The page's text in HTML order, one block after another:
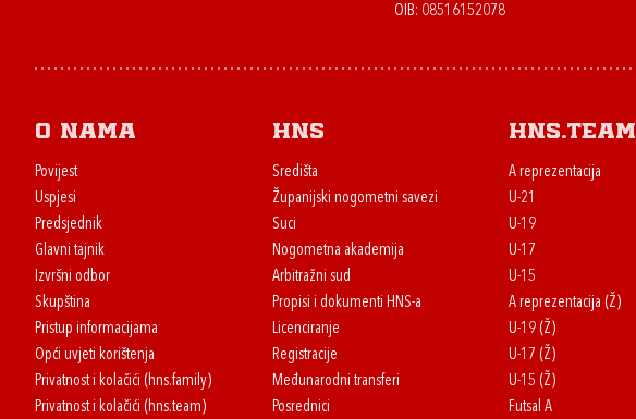
OIB: 08516152078
O nama
Povijest
Uspjesi
Predsjednik
Glavni tajnik
Izvršni odbor
Skupština
Pristup informacijama
Opći uvjeti korištenja
Privatnost i kolačići (hns.family)
Privatnost i kolačići (hns.team)
HNS
Središta
Županijski nogometni savezi
Suci
Nogometna akademija
Arbitražni sud
Propisi i dokumenti HNS-a
Licenciranje
Registracije
Međunarodni transferi
Posrednici
HNS.team
A reprezentacija
U-21
U-19
U-17
U-15
A reprezentacija (Ž)
U-19 (Ž)
U-17 (Ž)
U-15 (Ž)
Futsal A